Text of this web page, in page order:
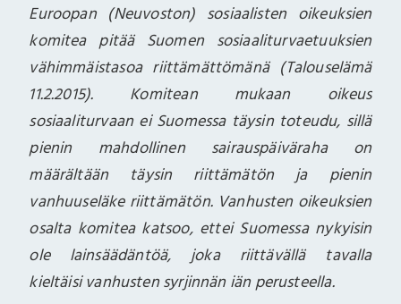
Euroopan (Neuvoston) sosiaalisten oikeuksien
komitea pitää Suomen sosiaaliturvaetuuksien
vähimmäistasoa riittämättömänä (Talouselämä
11.2.2015). Komitean mukaan oikeus
sosiaaliturvaan ei Suomessa täysin toteudu, sillä
pienin mahdollinen sairauspäiväraha on
määrältään täysin riittämätön ja pienin
vanhuuseläke riittämätön. Vanhusten oikeuksien
osalta komitea katsoo, ettei Suomessa nykyisin
ole lainsäädäntöä, joka riittävällä tavalla
kieltäisi vanhusten syrjinnän iän perusteella.